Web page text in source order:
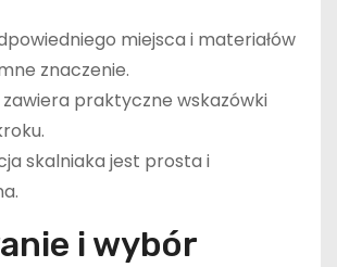
miejsca i materiałów
znaczenie.
zawiera praktyczne wskazówki
skalniaka jest prosta i
i wybór